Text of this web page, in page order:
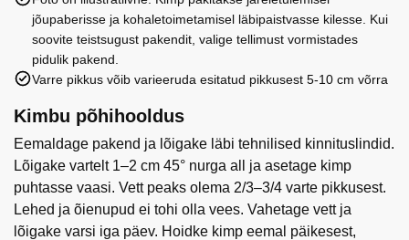
jõupaberisse ja kohaletoimetamisel läbipaistvasse kilesse. Kui
soovite teistsugust pakendit, valige tellimust vormistades
pidulik pakend.
Varre pikkus võib varieeruda esitatud pikkusest 5-10 cm võrra
Kimbu põhihooldus
Eemaldage pakend ja lõigake läbi tehnilised kinnituslindid.
Lõigake vartelt 1–2 cm 45° nurga all ja asetage kimp
puhtasse vaasi. Vett peaks olema 2/3–3/4 varte pikkusest.
Lehed ja õienupud ei tohi olla vees. Vahetage vett ja
lõigake varsi iga päev. Hoidke kimp eemal päikesest,